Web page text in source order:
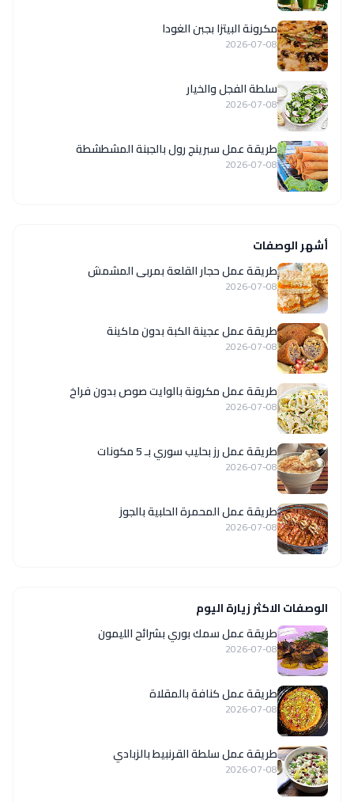
مكرونة البيتزا بجبن الغودا
2026-07-08
سلطة الفجل والخيار
2026-07-08
طريقة عمل سبرينج رول بالجبنة المشطشطة
2026-07-08
أشهر الوصفات
طريقة عمل حجار القلعة بمربى المشمش
2026-07-08
طريقة عمل عجينة الكبة بدون ماكينة
2026-07-08
طريقة عمل مكرونة بالوايت صوص بدون فراخ
2026-07-08
طريقة عمل رز بحليب سوري بـ 5 مكونات
2026-07-08
طريقة عمل المحمرة الحلبية بالجوز
2026-07-08
الوصفات الاكثر زيارة اليوم
طريقة عمل سمك بوري بشرائح الليمون
2026-07-08
طريقة عمل كنافة بالمقلاة
2026-07-08
طريقة عمل سلطة القرنبيط بالزبادي
2026-07-08